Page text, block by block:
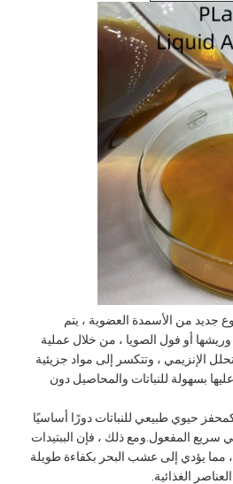
جديد من الأسمدة العضوية ، يتم
أو فول الصويا ، من خلال عملية
الإنزيمي ، وتتكسر إلى مواد جزيئية
بسهولة للنباتات والمحاصيل دون
حيوي طبيعي للنباتات دورًا أساسيًا
سريع المفعول.ومع ذلك ، فإن الببتيدات
يؤدي إلى عشب البحر بكفاءة طويلة
الغذائية.